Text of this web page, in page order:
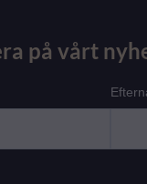
på vårt